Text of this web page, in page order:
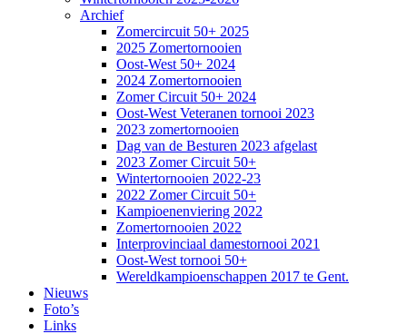
Archief
Zomercircuit 50+ 2025
2025 Zomertornooien
Oost-West 50+ 2024
2024 Zomertornooien
Zomer Circuit 50+ 2024
Oost-West Veteranen tornooi 2023
2023 zomertornooien
Dag van de Besturen 2023 afgelast
2023 Zomer Circuit 50+
Wintertornooien 2022-23
2022 Zomer Circuit 50+
Kampioenenviering 2022
Zomertornooien 2022
Interprovinciaal damestornooi 2021
Oost-West tornooi 50+
Wereldkampioenschappen 2017 te Gent.
Nieuws
Foto’s
Links